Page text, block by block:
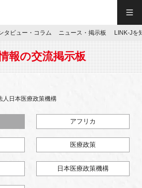
JP／EN
タビュー・コラム ニュース・掲示板 LINK-Jを
報の交流掲示板
人日本医療政策機構
アフリカ
医療政策
日本医療政策機構